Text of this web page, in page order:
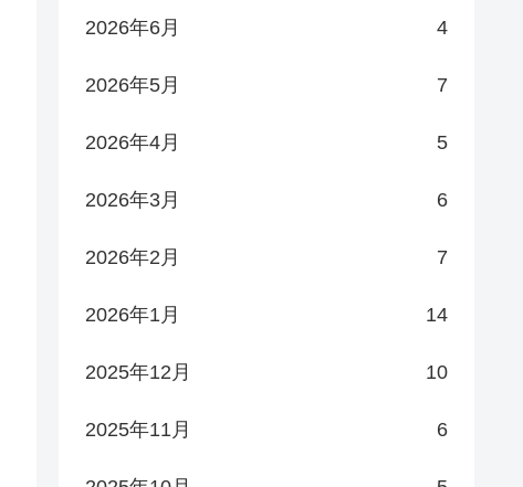
2026年6月 4
2026年5月 7
2026年4月 5
2026年3月 6
2026年2月 7
2026年1月 14
2025年12月 10
2025年11月 6